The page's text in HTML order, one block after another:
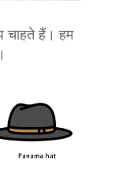
चाहते हैं। हम